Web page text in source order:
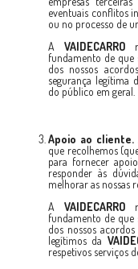
eventuais conflitos
ou no processo de
A VAIDECARRO
fundamento de que
dos nossos
segurança legítima
do público em geral.
Apoio ao cliente.
que recolhemos
para fornecer
responder às
melhorar as nossas
A VAIDECARRO
fundamento de que
dos nossos
legítimos da
respetivos serviços